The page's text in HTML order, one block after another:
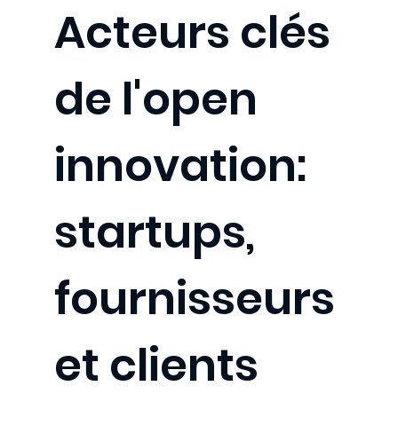
Acteurs clés
de l'open
innovation:
startups,
fournisseurs
et clients